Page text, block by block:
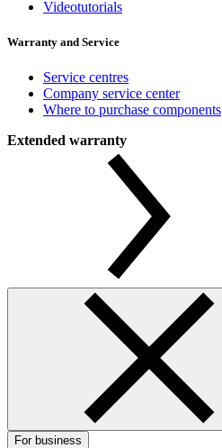
Videotutorials
Warranty and Service
Service centres
Company service center
Where to purchase components
Extended warranty
For business